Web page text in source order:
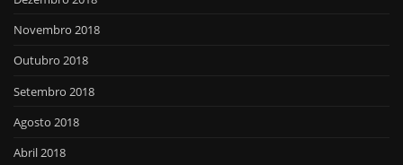
Novembro 2018
Outubro 2018
Setembro 2018
Agosto 2018
Abril 2018